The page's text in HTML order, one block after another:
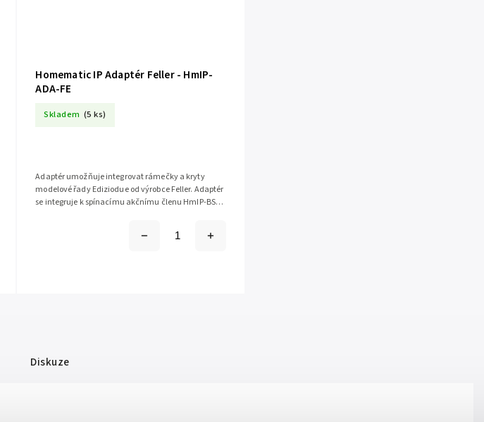
Homematic IP Adaptér Feller - HmIP-
ADA-FE
Skladem (5 ks)
Adaptér umožňuje integrovat rámečky a kryty
modelové řady Ediziodue od výrobce Feller. Adaptér
se integruje k spínacímu akčnímu členu HmIP-BSM-
Diskuze